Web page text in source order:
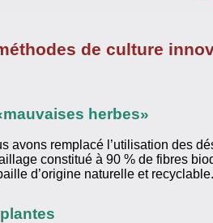
de culture
herbes»
avons remplacé l’utilisation des
constitué à 90 % de fibres
d’origine naturelle et recyclable.